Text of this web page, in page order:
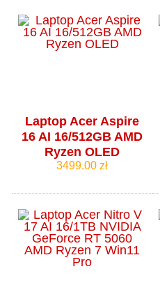
Laptop Acer Aspire
16 AI 16/512GB AMD
Ryzen OLED
3499.00 zł